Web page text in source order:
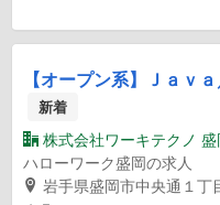
【オープン系】Ｊａｖ
新着
株式会社ワーキテクノ
ハローワーク盛岡の求人
岩手県盛岡市中央通１丁